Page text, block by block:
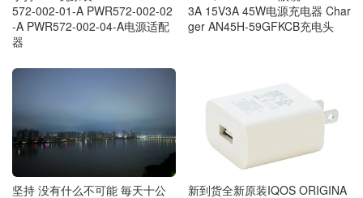
572-002-01-A PWR572-002-02
-A PWR572-002-04-A电源适配
器
3A 15V3A 45W电源充电器 Char
ger AN45H-59GFKCB充电头
坚持 没有什么不可能 毎天十公
新到货全新原装IQOS ORIGINA